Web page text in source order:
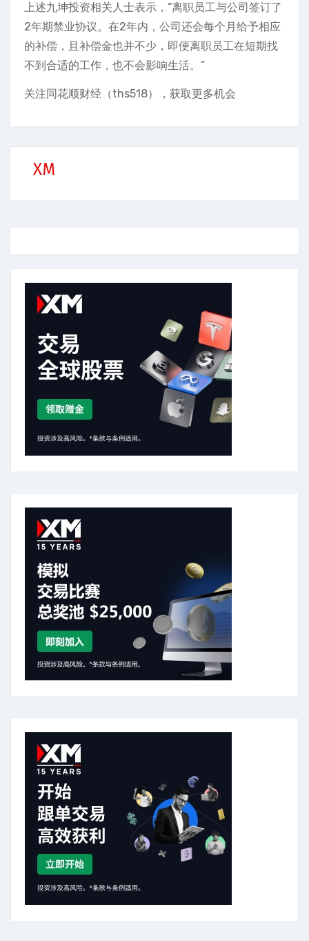
上述九坤投资相关人士表示，“离职员工与公司签订了
2年期禁业协议。在2年内，公司还会每个月给予相应
的补偿，且补偿金也并不少，即便离职员工在短期找
不到合适的工作，也不会影响生活。”
关注同花顺财经（ths518），获取更多机会
XM